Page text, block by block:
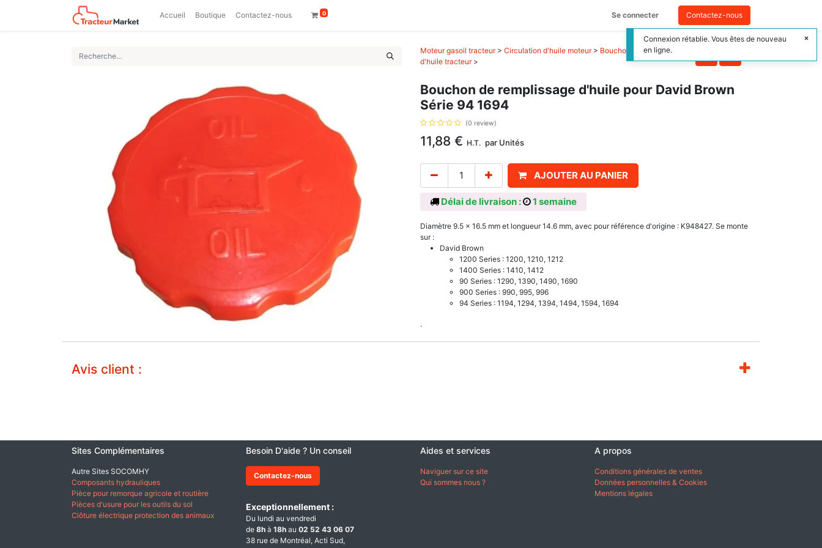
Accueil Boutique Contactez-nous 0 Se connecter Contactez-nous
Moteur gasoil tracteur> Circulation d'huile moteur> Bouchon remplissage
d'huile tracteur>
Bouchon de remplissage d'huile pour David Brown
Série 94 1694
(0 review)
11,88 € H.T. par Unités
AJOUTER AU PANIER
Délai de livraison : 1 semaine
Diamètre 9.5 x 16.5 mm et longueur 14.6 mm, avec pour référence d'origine : K948427. Se monte
sur :
David Brown
1200 Series : 1200, 1210, 1212
1400 Series : 1410, 1412
90 Series : 1290, 1390, 1490, 1690
900 Series : 990, 995, 996
94 Series : 1194, 1294, 1394, 1494, 1594, 1694
.
Avis client :
Sites Complémentaires
Autre Sites SOCOMHY
Composants hydrauliques
Pièce pour remorque agricole et routière
Pièces d'usure pour les outils du sol
Clôture électrique protection des animaux
Besoin D'aide ? Un conseil
Contactez-nous
Exceptionnellement :
Du lundi au vendredi
de 8h à 18h au 02 52 43 06 07
38 rue de Montréal, Acti Sud,
Aides et services
Naviguer sur ce site
Qui sommes nous ?
A propos
Conditions générales de ventes
Données personnelles & Cookies
Mentions légales
Connexion rétablie. Vous êtes de nouveau
en ligne.